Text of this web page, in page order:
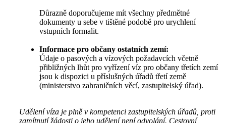
Důrazně doporučujeme mít všechny předmětné
dokumenty u sebe v tištěné podobě pro urychlení
vstupních formalit.
Informace pro občany ostatních zemí:
Údaje o pasových a vízových požadavcích včetně
přibližných lhůt pro vyřízení víz pro občany třetích zemí
jsou k dispozici u příslušných úřadů třetí země
(ministerstvo zahraničních věcí, zastupitelský úřad).
Udělení víza je plně v kompetenci zastupitelských úřadů, proti
zamítnutí žádosti o jeho udělení není odvolání. Cestovní